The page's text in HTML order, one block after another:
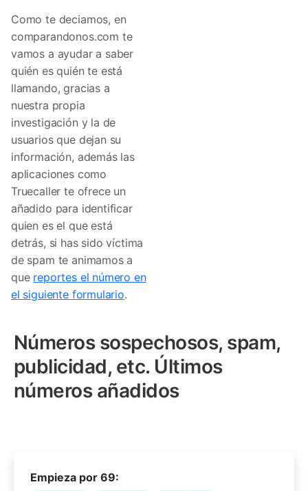
Como te deciamos, en
comparandonos.com te
vamos a ayudar a saber
quién es quién te está
llamando, gracias a
nuestra propia
investigación y la de
usuarios que dejan su
información, además las
aplicaciones como
Truecaller te ofrece un
añadido para identificar
quien es el que está
detrás, si has sido víctima
de spam te animamos a
que reportes el número en
el siguiente formulario.
Números sospechosos, spam,
publicidad, etc. Últimos
números añadidos
Empieza por 69: